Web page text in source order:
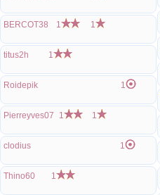
BERCOT38 1 1
titus2h 1
Roidepik 1
Pierreyves07 1 1
clodius 1
Thino60 1